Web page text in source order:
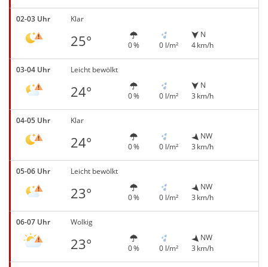
02-03 Uhr Klar
25° 0 % 0 l/m²
N
4 km/h
03-04 Uhr Leicht bewölkt
24° 0 % 0 l/m²
N
3 km/h
04-05 Uhr Klar
24° 0 % 0 l/m²
NW
3 km/h
05-06 Uhr Leicht bewölkt
23° 0 % 0 l/m²
NW
3 km/h
06-07 Uhr Wolkig
23° 0 % 0 l/m²
NW
3 km/h